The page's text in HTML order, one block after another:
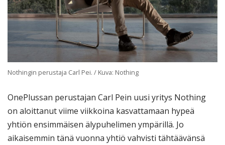
Nothingin perustaja Carl Pei. / Kuva: Nothing
OnePlussan perustajan Carl Pein uusi yritys Nothing
on aloittanut viime viikkoina kasvattamaan hypeä
yhtiön ensimmäisen älypuhelimen ympärillä. Jo
aikaisemmin tänä vuonna yhtiö vahvisti tähtäävänsä